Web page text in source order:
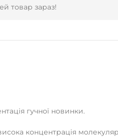
товар зараз!
гучної новинки.
концентрація